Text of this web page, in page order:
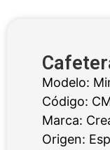
Modelo:
Código:
Marca:
Origen: